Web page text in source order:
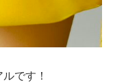
です！